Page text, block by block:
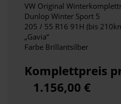
VW Original
Dunlop Winter Sport 5
205 / 55 R16 91H (bis
„Gavia“
Farbe Brillantsilber
Komplettpreis
1.156,00 €